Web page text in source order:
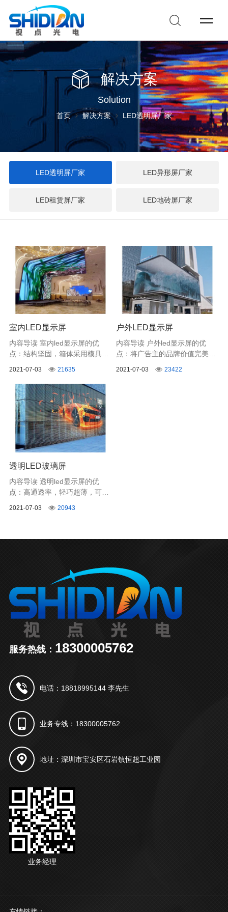
解决方案
Solution
首页 解决方案 LED透明屏厂家
LED透明屏厂家 LED异形屏厂家
LED租赁屏厂家 LED地砖屏厂家
室内LED显示屏
内容导读 室内led显示屏的优
点：结构坚固，箱体采用模具冲
2021-07-03 21635
户外LED显示屏
内容导读 户外led显示屏的优
点：将广告主的品牌价值完美的
2021-07-03 23422
透明LED玻璃屏
内容导读 透明led显示屏的优
点：高通透率，轻巧超薄，可弯
2021-07-03 20943
服务热线： 18300005762
电话：18818995144 李先生
业务专线：18300005762
地址：深圳市宝安区石岩镇恒超工业园
业务经理